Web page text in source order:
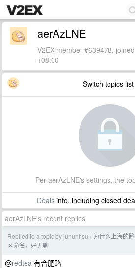
aerAzLNE
V2EX member #639478,
+08:00
Switch topics list
Per aerAzLNE's settings, the
Dealsinfo, including closed
aerAzLNE's recent replies
Replied to a topic by jununhsu › 为什么上海的
区命名，好无聊
@redtea 有合肥路